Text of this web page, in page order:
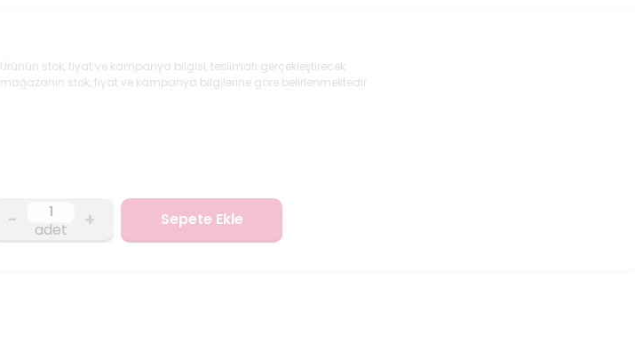
Ürünün stok, fiyat ve kampanya bilgisi, teslimatı gerçekleştirecek
mağazanın stok, fiyat ve kampanya bilgilerine göre belirlenmektedir.
- adet + Sepete Ekle